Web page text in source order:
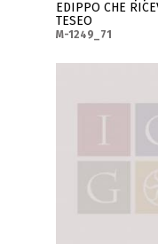
EDIPPO CHE
TESEO
M-1249_71